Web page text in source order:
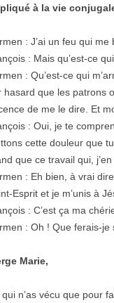
à la vie
: J’ai un feu qui
: Mais qu’est-ce
: Qu’est-ce qui
hasard que les patrons
de me le dire. Et
: Oui, je te
cette douleur que
que ce travail qui,
: Eh bien, à vrai
Esprit et je m’unis à
: C’est ça ma
: Oh ! Que ferais-je
Marie,
qui n’as vécu que pour